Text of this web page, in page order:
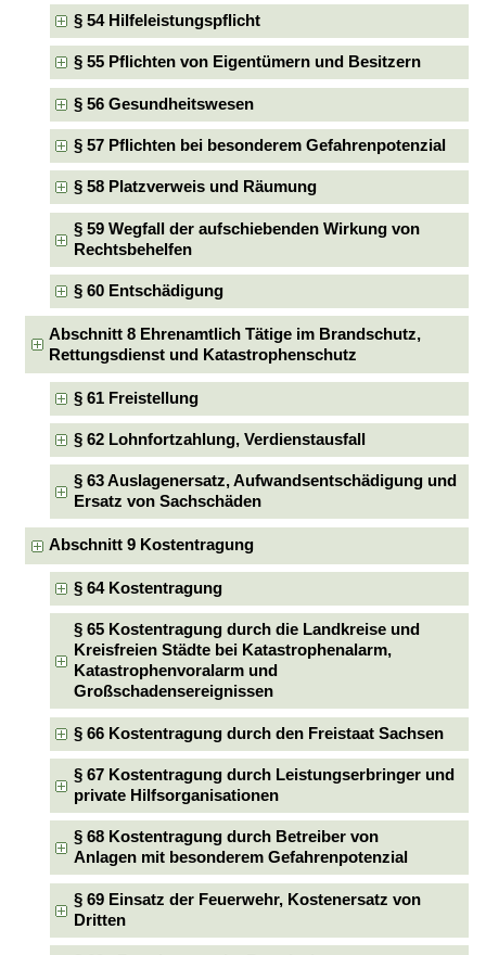
§ 54 Hilfeleistungspflicht
§ 55 Pflichten von Eigentümern und Besitzern
§ 56 Gesundheitswesen
§ 57 Pflichten bei besonderem Gefahrenpotenzial
§ 58 Platzverweis und Räumung
§ 59 Wegfall der aufschiebenden Wirkung von
Rechtsbehelfen
§ 60 Entschädigung
Abschnitt 8 Ehrenamtlich Tätige im Brandschutz,
Rettungsdienst und Katastrophenschutz
§ 61 Freistellung
§ 62 Lohnfortzahlung, Verdienstausfall
§ 63 Auslagenersatz, Aufwandsentschädigung und
Ersatz von Sachschäden
Abschnitt 9 Kostentragung
§ 64 Kostentragung
§ 65 Kostentragung durch die Landkreise und
Kreisfreien Städte bei Katastrophenalarm,
Katastrophenvoralarm und
Großschadensereignissen
§ 66 Kostentragung durch den Freistaat Sachsen
§ 67 Kostentragung durch Leistungserbringer und
private Hilfsorganisationen
§ 68 Kostentragung durch Betreiber von
Anlagen mit besonderem Gefahrenpotenzial
§ 69 Einsatz der Feuerwehr, Kostenersatz von
Dritten